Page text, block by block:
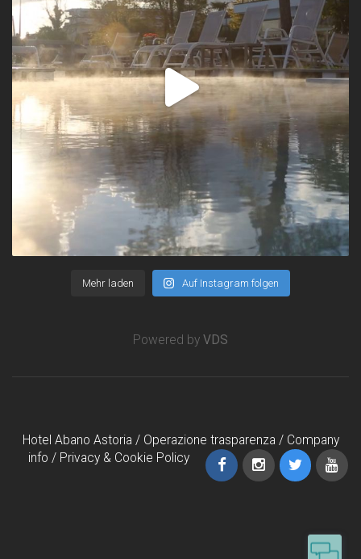
Mehr laden Auf Instagram folgen
Powered by VDS
Hotel Abano Astoria / Operazione trasparenza / Company
info / Privacy & Cookie Policy